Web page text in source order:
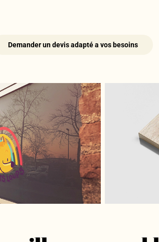
Demander un devis adapté a vos besoins